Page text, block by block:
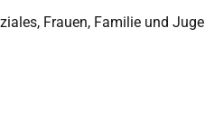
Frauen, Familie und